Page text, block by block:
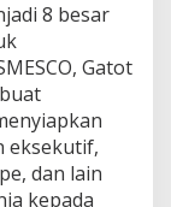
8 besar
Gatot
eksekutif,
dan lain
kepada